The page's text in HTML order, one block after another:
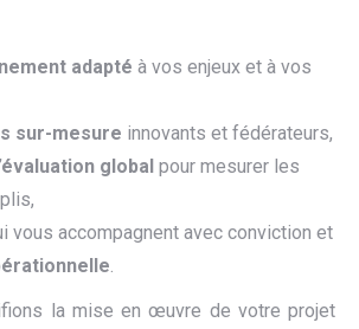
adapté à vos enjeux et à vos
sur-mesure innovants et fédérateurs,
global pour mesurer les
vous accompagnent avec conviction et
.
la mise en œuvre de votre projet